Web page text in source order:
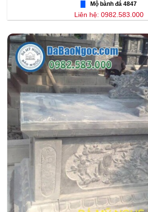
Mộ bành đá 4847
Liên hệ: 0982.583.000